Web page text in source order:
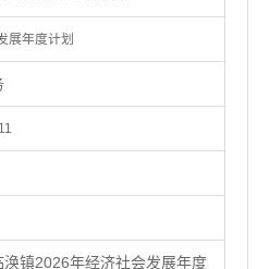
展年度计划
涣镇2026年经济社会发展年度